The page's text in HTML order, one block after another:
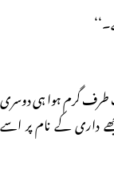
طرف گرم ہوا ہی دوسری
داری کے نام پر اسے